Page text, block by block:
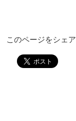
このページをシェア